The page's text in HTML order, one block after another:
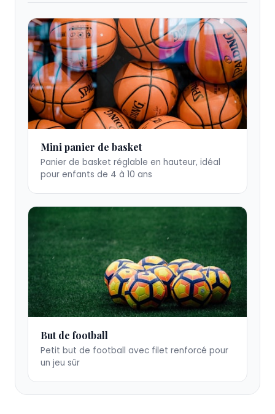
panier
basket
réglable
hauteur
Mini panier de basket
Panier de basket réglable en hauteur, idéal
pour enfants de 4 à 10 ans
football
pour
enfants
But de football
Petit but de football avec filet renforcé pour
un jeu sûr